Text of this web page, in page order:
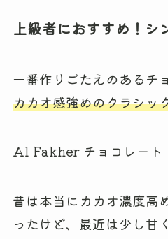
上級者におすすめ！シ
一番作りごたえのあるチ
カカオ感強めのクラシッ
Al Fakher チョコレート
昔は本当にカカオ濃度高
ったけど、最近は少し甘